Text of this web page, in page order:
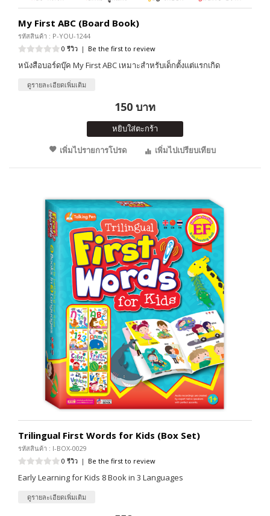
My First ABC (Board Book)
รหัสสินค้า : P-YOU-1244
0 รีวิว | Be the first to review
หนังสือบอร์ดบุ๊ค My First ABC เหมาะสำหรับเด็กตั้งแต่แรกเกิด
ดูรายละเอียดเพิ่มเติม
150 บาท
หยิบใส่ตะกร้า
เพิ่มไปรายการโปรด
เพิ่มไปเปรียบเทียบ
Trilingual First Words for Kids (Box Set)
รหัสสินค้า : I-BOX-0029
0 รีวิว | Be the first to review
Early Learning for Kids 8 Book in 3 Languages
ดูรายละเอียดเพิ่มเติม